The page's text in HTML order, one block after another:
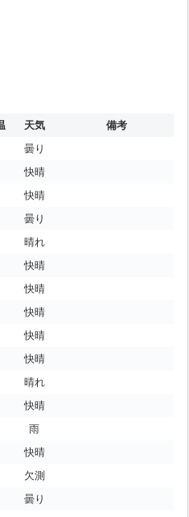
天気
備考
曇り
快晴
快晴
曇り
晴れ
快晴
快晴
快晴
快晴
快晴
晴れ
快晴
雨
快晴
欠測
曇り